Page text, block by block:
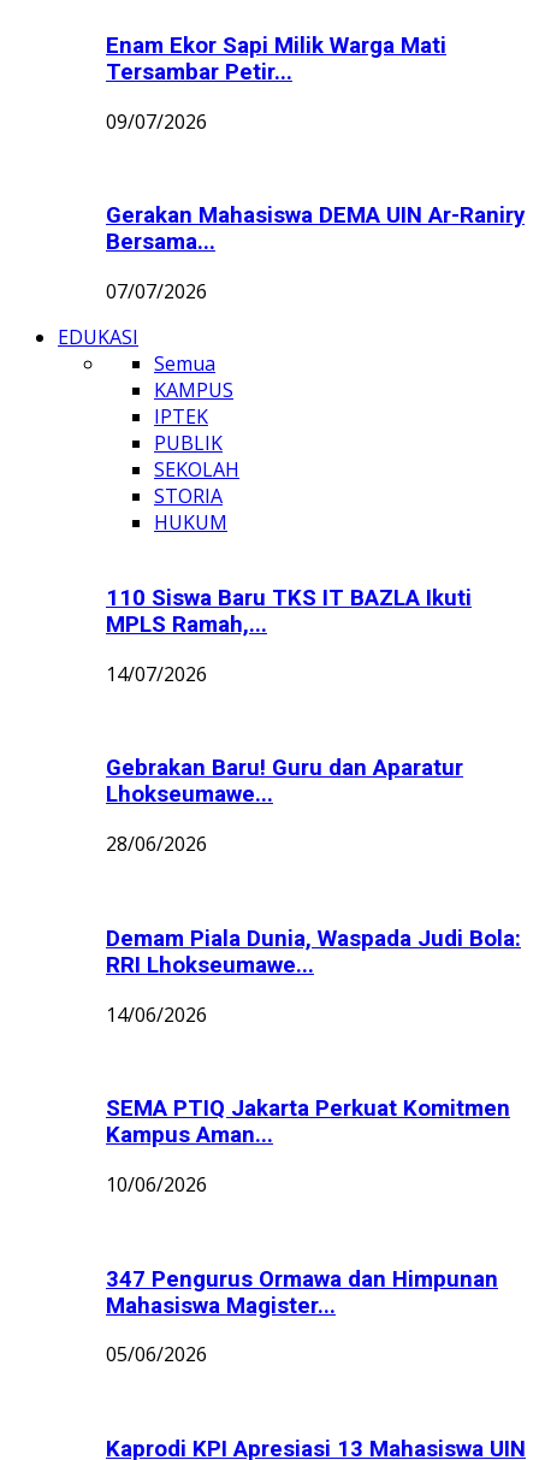
Enam Ekor Sapi Milik Warga Mati
Tersambar Petir...
09/07/2026
Gerakan Mahasiswa DEMA UIN Ar-Raniry
Bersama...
07/07/2026
EDUKASI
Semua
KAMPUS
IPTEK
PUBLIK
SEKOLAH
STORIA
HUKUM
110 Siswa Baru TKS IT BAZLA Ikuti
MPLS Ramah,...
14/07/2026
Gebrakan Baru! Guru dan Aparatur
Lhokseumawe...
28/06/2026
Demam Piala Dunia, Waspada Judi Bola:
RRI Lhokseumawe...
14/06/2026
SEMA PTIQ Jakarta Perkuat Komitmen
Kampus Aman...
10/06/2026
347 Pengurus Ormawa dan Himpunan
Mahasiswa Magister...
05/06/2026
Kaprodi KPI Apresiasi 13 Mahasiswa UIN